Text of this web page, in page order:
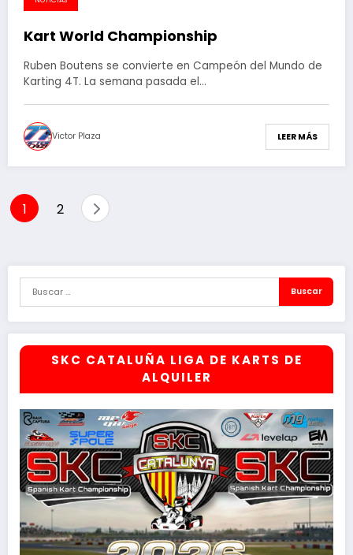
Kart World Championship
Ruben Boutens se convierte en Campeón del Mundo de
Karting 4T. La semana pasada el…
Victor Plaza LEER MÁS
Paginación
1 2
SKC CATALUÑA LIGA DE KARTS DE
ALQUILER